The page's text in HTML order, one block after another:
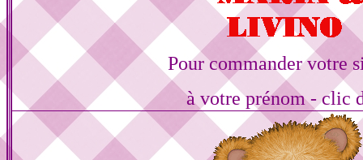
Pour commander votre
à votre prénom - clic